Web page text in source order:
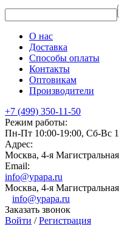
О нас
Доставка
Способы оплаты
Контакты
Оптовикам
Производители
+7 (499) 350-11-50
Режим работы:
Пн-Пт 10:00-19:00, Сб-Вс
Адрес:
Москва, 4-я
Email:
info@ypapa.ru
Москва, 4-я
info@ypapa.ru
Заказать звонок
Войти /Регистрация